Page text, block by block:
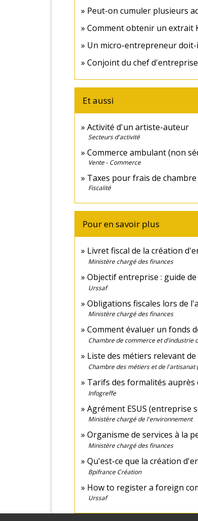
Peut-on cumuler plusieurs
Comment obtenir un extrait
Un micro-entrepreneur
Conjoint du chef
Et aussi
Activité d'un artiste-auteur
Secteurs d'activité
Commerce ambulant (non
Vente - Commerce
Taxes pour frais de
Fiscalité
Pour en savoir plus
Livret fiscal de la création
Ministère chargé des finances
Objectif entreprise : guide
Urssaf
Obligations fiscales lors de
Ministère chargé des finances
Comment évaluer un fonds
Chambre de commerce et d'industrie
Liste des métiers relevant
Chambre des métiers et de l'artisanat
Tarifs des formalités auprès
Infogreffe
Agrément ESUS (entreprise
Ministère chargé de l'environnement
Organisme de services à la
Ministère chargé des finances
Qu'est-ce que la création
Bpifrance Création
How to register a foreign
Urssaf